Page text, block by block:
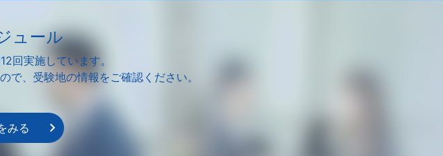
ュール
回実施しています。
で、受験地の情報をご確認ください。
みる